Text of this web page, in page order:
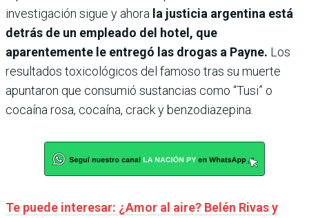
investigación sigue y ahora la justicia argentina está
detrás de un empleado del hotel, que
aparentemente le entregó las drogas a Payne. Los
resultados toxicológicos del famoso tras su muerte
apuntaron que consumió sustancias como “Tusi” o
cocaína rosa, cocaína, crack y benzodiazepina.
Te puede interesar: ¿Amor al aire? Belén Rivas y